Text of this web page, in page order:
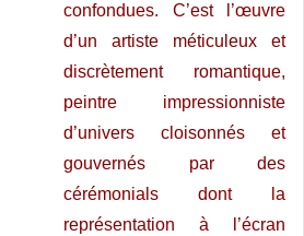
confondues. C’est l’œuvre
d’un artiste méticuleux et
discrètement romantique,
peintre impressionniste
d’univers cloisonnés et
gouvernés par des
cérémonials dont la
représentation à l’écran